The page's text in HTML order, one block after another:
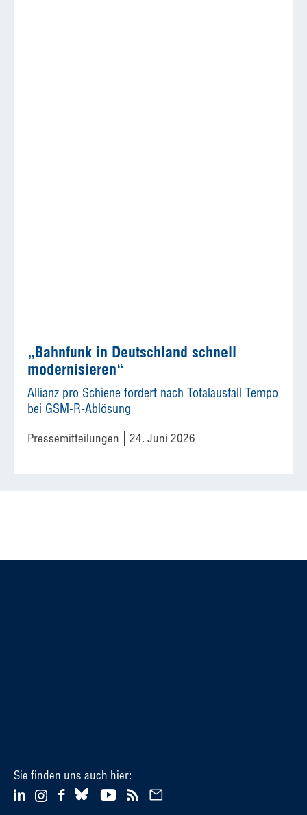
„Bahnfunk in Deutschland schnell
modernisieren“
Allianz pro Schiene fordert nach Totalausfall Tempo
bei GSM-R-Ablösung
Pressemitteilungen 24. Juni 2026
Sie finden uns auch hier: